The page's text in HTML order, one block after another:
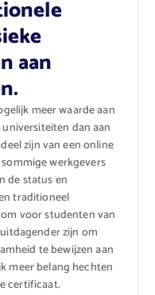
aan
meer waarde aan
dan aan
zijn van een online
werkgevers
de status en
traditioneel
voor studenten van
zijn om
te bewijzen aan
meer belang hechten
certificaat.